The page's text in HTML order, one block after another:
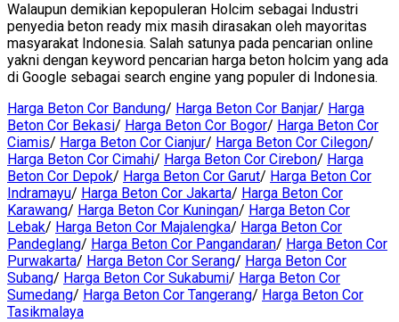
Walaupun demikian kepopuleran Holcim sebagai Industri
penyedia beton ready mix masih dirasakan oleh mayoritas
masyarakat Indonesia. Salah satunya pada pencarian online
yakni dengan keyword pencarian harga beton holcim yang ada
di Google sebagai search engine yang populer di Indonesia.
Harga Beton Cor Bandung/ Harga Beton Cor Banjar/ Harga
Beton Cor Bekasi/ Harga Beton Cor Bogor/ Harga Beton Cor
Ciamis/ Harga Beton Cor Cianjur/ Harga Beton Cor Cilegon/
Harga Beton Cor Cimahi/ Harga Beton Cor Cirebon/ Harga
Beton Cor Depok/ Harga Beton Cor Garut/ Harga Beton Cor
Indramayu/ Harga Beton Cor Jakarta/ Harga Beton Cor
Karawang/ Harga Beton Cor Kuningan/ Harga Beton Cor
Lebak/ Harga Beton Cor Majalengka/ Harga Beton Cor
Pandeglang/ Harga Beton Cor Pangandaran/ Harga Beton Cor
Purwakarta/ Harga Beton Cor Serang/ Harga Beton Cor
Subang/ Harga Beton Cor Sukabumi/ Harga Beton Cor
Sumedang/ Harga Beton Cor Tangerang/ Harga Beton Cor
Tasikmalaya